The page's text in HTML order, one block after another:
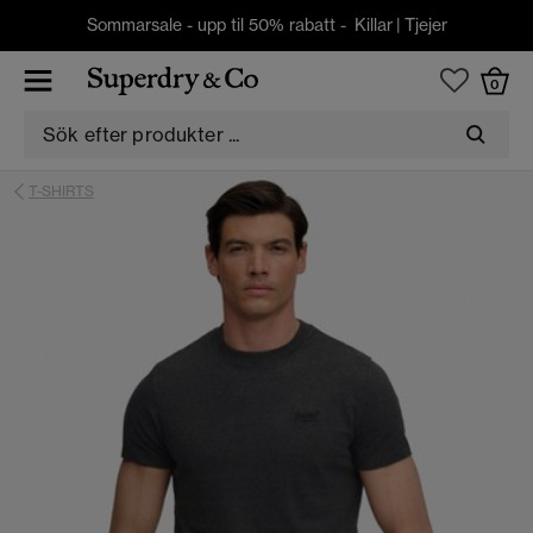
Sommarsale - upp til 50% rabatt - Killar| Tjejer
0
T-SHIRTS